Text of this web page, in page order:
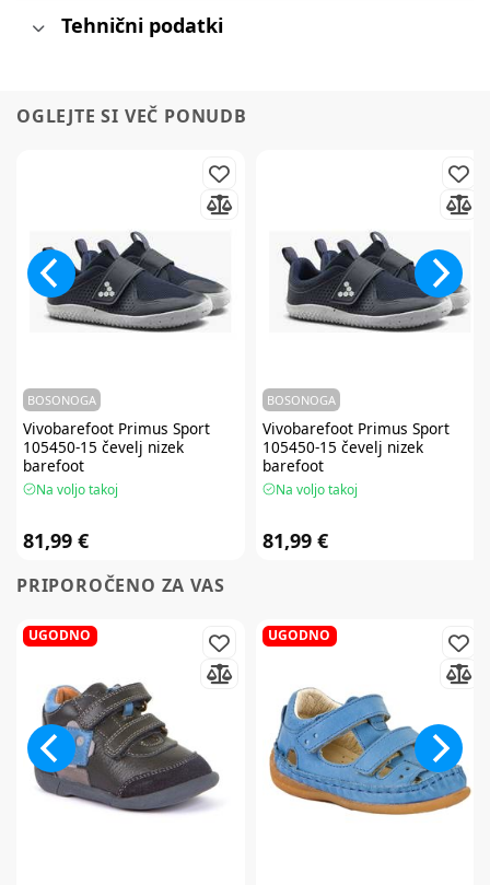
Tehnični podatki
OGLEJTE SI VEČ PONUDB
BOSONOGA
VivobarefootPrimus Sport
105450-15 čevelj nizek
barefoot
Na voljo takoj
81,99 €
BOSONOGA
VivobarefootPrimus Sport
105450-15 čevelj nizek
barefoot
Na voljo takoj
81,99 €
PRIPOROČENO ZA VAS
UGODNO UGODNO